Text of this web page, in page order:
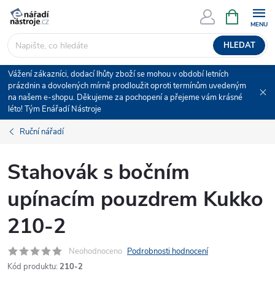
Přejít
obsah
HLEDAT
NÁKUPNÍ
KOŠÍK
Vážení zákazníci, dodací lhůty zboží se mohou v období letních
prázdnin a dovolených mírně prodloužit oproti termínům uvedeným
na našem e-shopu. Děkujeme za pochopení a přejeme vám krásné
léto! Tým Enářadí Nástroje
Ruční nářadí
Stahovák s bočním
upínacím pouzdrem Kukko
210-2
Neohodnoceno Podrobnosti hodnocení
Kód produktu: 210-2